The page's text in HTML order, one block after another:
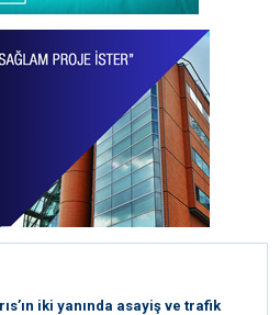
iki yanında asayiş ve trafik